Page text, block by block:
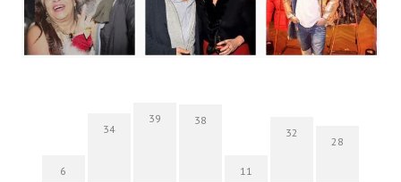
6
34
39 38
11
32
28